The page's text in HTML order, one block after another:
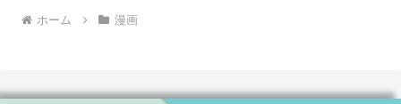
ホーム 漫画